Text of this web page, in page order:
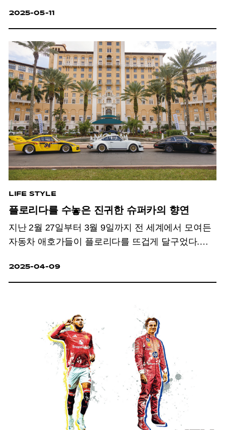
2025-05-11
LIFE STYLE
플로리다를 수놓은 진귀한 슈퍼카의 향연
지난 2월 27일부터 3월 9일까지 전 세계에서 모여든
자동차 애호가들이 플로리다를 뜨겁게 달구었다.
모다마이애미’와 세계적 클래식카 행사이자 경매
이벤트 ‘아멜리아 콩쿠르 델레강스가 연이어 열렸기
2025-04-09